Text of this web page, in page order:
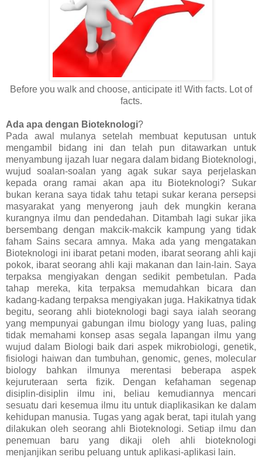
Before you walk and choose, anticipate it! With facts. Lot of
facts.
Ada apa dengan Bioteknologi?
Pada awal mulanya setelah membuat keputusan untuk
mengambil bidang ini dan telah pun ditawarkan untuk
menyambung ijazah luar negara dalam bidang Bioteknologi,
wujud soalan-soalan yang agak sukar saya perjelaskan
kepada orang ramai akan apa itu Bioteknologi? Sukar
bukan kerana saya tidak tahu tetapi sukar kerana persepsi
masyarakat yang menyerong jauh dek mungkin kerana
kurangnya ilmu dan pendedahan. Ditambah lagi sukar jika
bersembang dengan makcik-makcik kampung yang tidak
faham Sains secara amnya. Maka ada yang mengatakan
Bioteknologi ini ibarat petani moden, ibarat seorang ahli kaji
pokok, ibarat seorang ahli kaji makanan dan lain-lain. Saya
terpaksa mengiyakan dengan sedikit pembetulan. Pada
tahap mereka, kita terpaksa memudahkan bicara dan
kadang-kadang terpaksa mengiyakan juga. Hakikatnya tidak
begitu, seorang ahli bioteknologi bagi saya ialah seorang
yang mempunyai gabungan ilmu biology yang luas, paling
tidak memahami konsep asas segala lapangan ilmu yang
wujud dalam Biologi baik dari aspek mikrobiologi, genetik,
fisiologi haiwan dan tumbuhan, genomic, genes, molecular
biology bahkan ilmunya merentasi beberapa aspek
kejuruteraan serta fizik. Dengan kefahaman segenap
disiplin-disiplin ilmu ini, beliau kemudiannya mencari
sesuatu dari kesemua ilmu itu untuk diaplikasikan ke dalam
kehidupan manusia. Tugas yang agak berat, tapi itulah yang
dilakukan oleh seorang ahli Bioteknologi. Setiap ilmu dan
penemuan baru yang dikaji oleh ahli bioteknologi
menjanjikan seribu peluang untuk aplikasi-aplikasi lain.